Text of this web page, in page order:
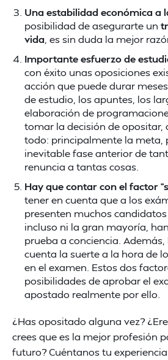
Una estabilidad económica a
posibilidad de asegurarte un
vida, es sin duda la mejor
Importante esfuerzo de
con éxito unas oposiciones
acción que puede durar
de estudio, los apuntes, los
elaboración de
tomar la decisión de opositar,
todo: principalmente la meta,
inevitable fase anterior de
renuncia a tantas cosas.
Hay que contar con el factor
tener en cuenta que a los
presenten muchos
incluso ni la gran mayoría,
prueba a conciencia.
cuenta la suerte a la hora de
en el examen. Estos dos
posibilidades de aprobar el
apostado realmente por ello.
¿Has opositado alguna vez?
crees que es la mejor profesión
futuro? Cuéntanos tu